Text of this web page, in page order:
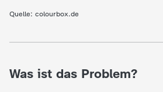
Quelle: colourbox.de
Was ist das Problem?